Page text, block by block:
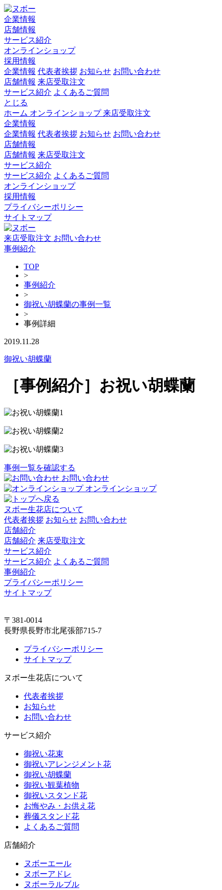
企業情報
店舗情報
サービス紹介
オンラインショップ
採用情報
企業情報 代表者挨拶 お知らせ お問い合わせ
店舗情報 来店受取注文
サービス紹介 よくあるご質問
とじる
ホーム オンラインショップ来店受取注文
企業情報
企業情報 代表者挨拶 お知らせ お問い合わせ
店舗情報
店舗情報 来店受取注文
サービス紹介
サービス紹介 よくあるご質問
オンラインショップ
採用情報
プライバシーポリシー
サイトマップ
来店受取注文 お問い合わせ
事例紹介
TOP
>
事例紹介
>
御祝い胡蝶蘭の事例一覧
>
事例詳細
2019.11.28
御祝い胡蝶蘭
［事例紹介］お祝い胡蝶蘭
事例一覧を確認する
お問い合わせ
オンラインショップ
ヌボー生花店について
代表者挨拶 お知らせ お問い合わせ
店舗紹介
店舗紹介 来店受取注文
サービス紹介
サービス紹介 よくあるご質問
事例紹介
プライバシーポリシー
サイトマップ
〒381-0014
長野県長野市北尾張部715-7
プライバシーポリシー
サイトマップ
ヌボー生花店について
代表者挨拶
お知らせ
お問い合わせ
サービス紹介
御祝い花束
御祝いアレンジメント花
御祝い胡蝶蘭
御祝い観葉植物
御祝いスタンド花
お悔やみ・お供え花
葬儀スタンド花
よくあるご質問
店舗紹介
ヌボーエール
ヌボーアドレ
ヌボーラルブル